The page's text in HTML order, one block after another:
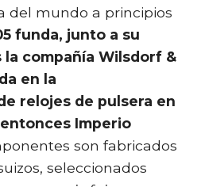
del mundo a principios
funda, junto a su
la compañía Wilsdorf &
en la
relojes de pulsera en
Imperio
son fabricados
seleccionados